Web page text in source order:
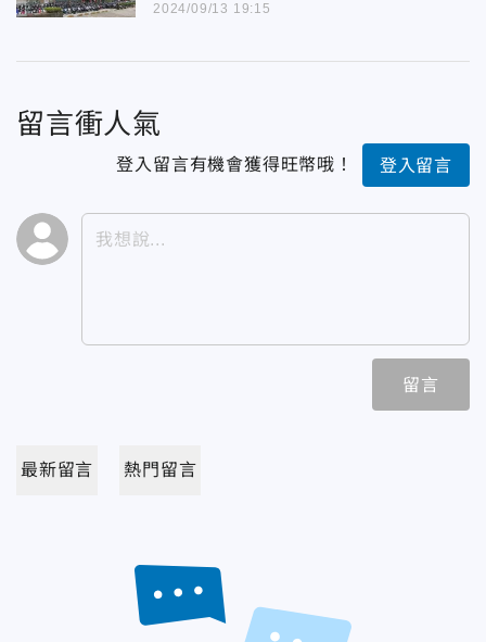
2024/09/13 19:15
留言衝人氣
登入留言有機會獲得旺幣哦！ 登入留言
留言
最新留言 熱門留言